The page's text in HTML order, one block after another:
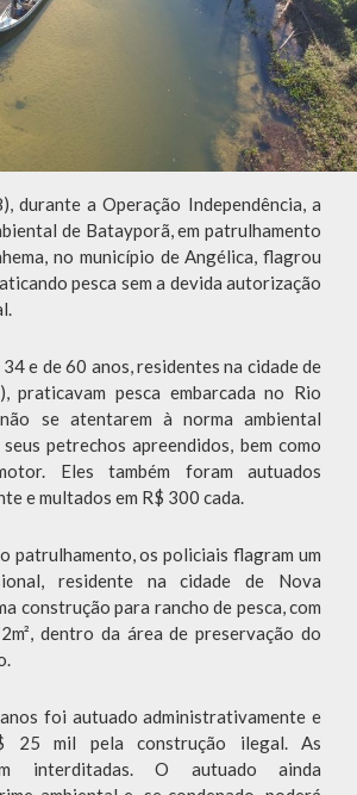
durante a Operação Independência, a
de Batayporã, em patrulhamento
no município de Angélica, flagrou
pesca sem a devida autorização
e de 60 anos, residentes na cidade de
praticavam pesca embarcada no Rio
se atentarem à norma ambiental
petrechos apreendidos, bem como
Eles também foram autuados
e multados em R$ 300 cada.
patrulhamento, os policiais flagram um
residente na cidade de Nova
construção para rancho de pesca, com
dentro da área de preservação do
foi autuado administrativamente e
25 mil pela construção ilegal. As
interditadas. O autuado ainda